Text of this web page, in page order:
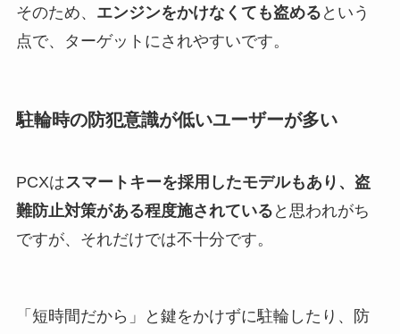
そのため、 エンジンをかけなくても盗める という
点で、ターゲットにされやすいです。
駐輪時の防犯意識が低いユーザーが多い
PCXはスマートキーを採用したモデルもあり、盗
難防止対策がある程度施されている と思われがち
ですが、それだけでは不十分です。
「短時間だから」と鍵をかけずに駐輪したり、防